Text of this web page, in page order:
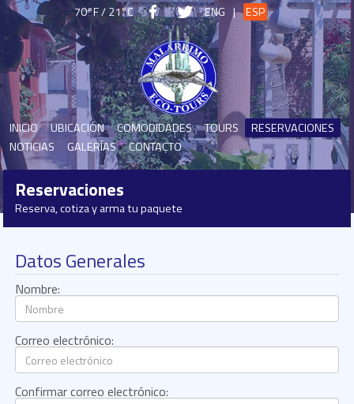
70°F / 21°C ENG | ESP
INICIO UBICACIÓN COMODIDADES TOURS
RESERVACIONES
NOTICIAS
GALERÍAS CONTACTO
Reservaciones
Reserva, cotiza y arma tu paquete
Datos Generales
Nombre:
Correo electrónico:
Confirmar correo electrónico: